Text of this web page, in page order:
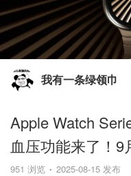
我有一条绿领巾
Apple Watch
血压功能来了！9
951 浏览 2025-08-15 发布